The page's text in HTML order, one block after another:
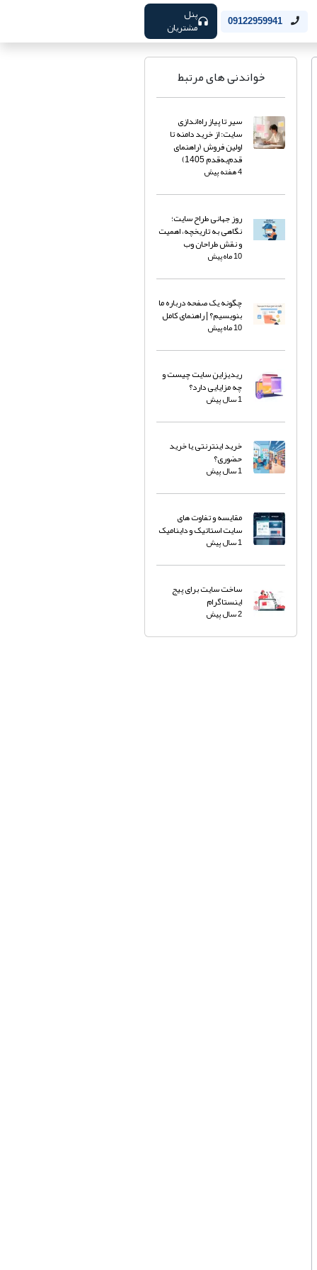
09122959941 پنل
مشتریان
خواندنی های مرتبط
سیر تا پیاز راه‌اندازی
سایت: از خرید دامنه تا
اولین فروش (راهنمای
قدم‌به‌قدم 1405)
4 هفته پیش
روز جهانی طراح سایت؛
نگاهی به تاریخچه، اهمیت
و نقش طراحان وب
10 ماه پیش
چگونه یک صفحه درباره ما
بنویسیم؟ | راهنمای کامل
10 ماه پیش
ریدیزاین سایت چیست و
چه مزایایی دارد؟
1 سال پیش
خرید اینترنتی یا خرید
حضوری؟
1 سال پیش
مقایسه و تفاوت های
سایت استاتیک و داینامیک
1 سال پیش
ساخت سایت برای پیج
اینستاگرام
2 سال پیش